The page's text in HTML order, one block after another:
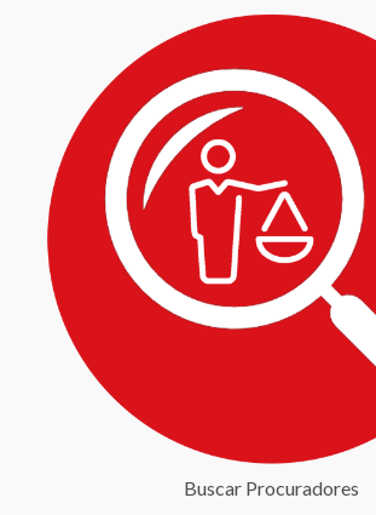
Buscar Procuradores